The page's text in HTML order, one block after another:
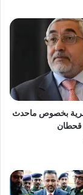
بخصوص ماحدث
قحطان